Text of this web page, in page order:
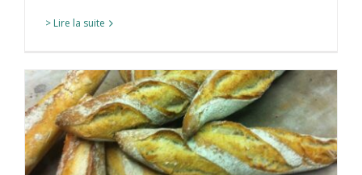
> Lire la suite